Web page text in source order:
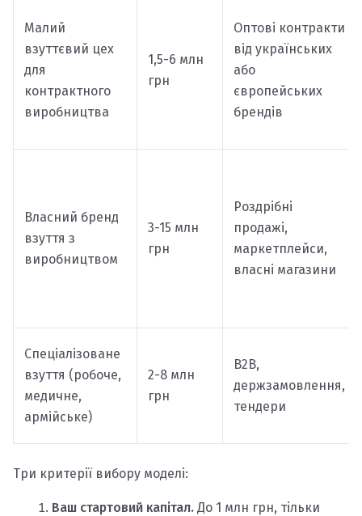
Малий
взуттєвий цех
для
контрактного
виробництва
1,5-6 млн
грн
Оптові контракти
від українських
або
європейських
брендів
Власний бренд
взуття з
виробництвом
3-15 млн
грн
Роздрібні
продажі,
маркетплейси,
власні магазини
Спеціалізоване
взуття (робоче,
медичне,
армійське)
2-8 млн
грн
B2B,
держзамовлення,
тендери
Три критерії вибору моделі:
Ваш стартовий капітал. До 1 млн грн, тільки